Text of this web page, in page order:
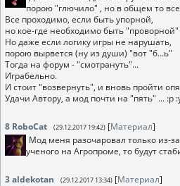
порою "глючило" , но в общем то
Все проходимо, если быть упорной,
но кое-где необходимо быть "проворной"
Но даже если логику игры не нарушать,
порою вырвется (ну из души) "вот "б...ь"
Тогда на форум - "смотрануть"...
Играбельно.
И стоит "возвернуть", и вновь пройти
Удачи Автору, а мод почти на "пять" ... :p
8 RoboCat (29.12.2017 19:42) [Материал]
Мод меня разочаровал только из-
ученого на Агропроме, то будут
3aldekotan (29.12.2017 13:34) [Материал]